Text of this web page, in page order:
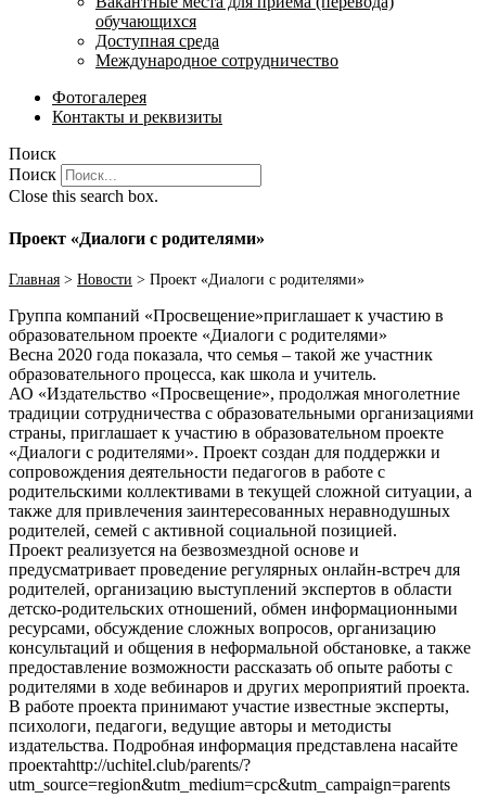
обучающихся
Доступная среда
Международное сотрудничество
Фотогалерея
Контакты и реквизиты
Поиск
Поиск
Close this search box.
Проект «Диалоги с родителями»
Главная > Новости > Проект «Диалоги с родителями»
Группа компаний «Просвещение»приглашает к участию в
образовательном проекте «Диалоги с родителями»
Весна 2020 года показала, что семья – такой же участник
образовательного процесса, как школа и учитель.
АО «Издательство «Просвещение», продолжая многолетние
традиции сотрудничества с образовательными организациями
страны, приглашает к участию в образовательном проекте
«Диалоги с родителями». Проект создан для поддержки и
сопровождения деятельности педагогов в работе с
родительскими коллективами в текущей сложной ситуации, а
также для привлечения заинтересованных неравнодушных
родителей, семей с активной социальной позицией.
Проект реализуется на безвозмездной основе и
предусматривает проведение регулярных онлайн-встреч для
родителей, организацию выступлений экспертов в области
детско-родительских отношений, обмен информационными
ресурсами, обсуждение сложных вопросов, организацию
консультаций и общения в неформальной обстановке, а также
предоставление возможности рассказать об опыте работы с
родителями в ходе вебинаров и других мероприятий проекта.
В работе проекта принимают участие известные эксперты,
психологи, педагоги, ведущие авторы и методисты
издательства. Подробная информация представлена насайте
проектаhttp://uchitel.club/parents/?
utm_source=region&utm_medium=cpc&utm_campaign=parents